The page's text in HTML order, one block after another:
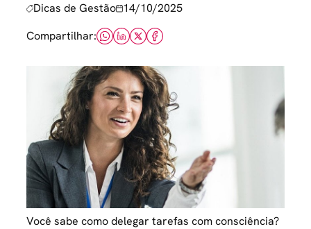
Dicas de Gestão 14/10/2025
Compartilhar:
Você sabe como delegar tarefas com consciência?